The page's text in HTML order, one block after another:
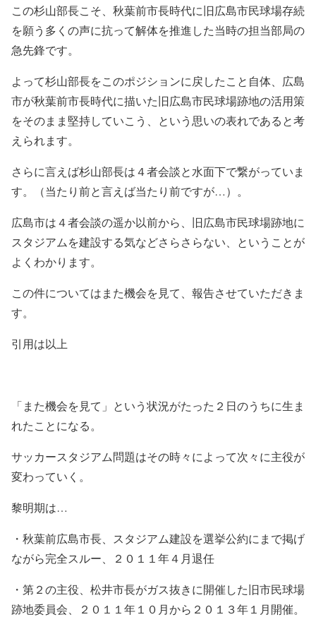
この杉山部長こそ、秋葉前市長時代に旧広島市民球場存続
を願う多くの声に抗って解体を推進した当時の担当部局の
急先鋒です。
よって杉山部長をこのポジションに戻したこと自体、広島
市が秋葉前市長時代に描いた旧広島市民球場跡地の活用策
をそのまま堅持していこう、という思いの表れであると考
えられます。
さらに言えば杉山部長は４者会談と水面下で繋がっていま
す。（当たり前と言えば当たり前ですが…）。
広島市は４者会談の遥か以前から、旧広島市民球場跡地に
スタジアムを建設する気などさらさらない、ということが
よくわかります。
この件についてはまた機会を見て、報告させていただきま
す。
引用は以上
「また機会を見て」という状況がたった２日のうちに生ま
れたことになる。
サッカースタジアム問題はその時々によって次々に主役が
変わっていく。
黎明期は…
・秋葉前広島市長、スタジアム建設を選挙公約にまで掲げ
ながら完全スルー、２０１１年４月退任
・第２の主役、松井市長がガス抜きに開催した旧市民球場
跡地委員会、２０１１年１０月から２０１３年１月開催。